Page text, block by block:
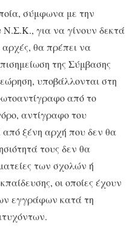
σύμφωνα με την
Ν.Σ.Κ., για να γίνουν δεκτά
αρχές, θα πρέπει να
της Σύμβασης
υποβάλλονται στη
από το
αντίγραφο του
από ξένη αρχή που δεν θα
τους δεν θα
των σχολών ή
οι οποίες έχουν
εγγράφων κατά τη